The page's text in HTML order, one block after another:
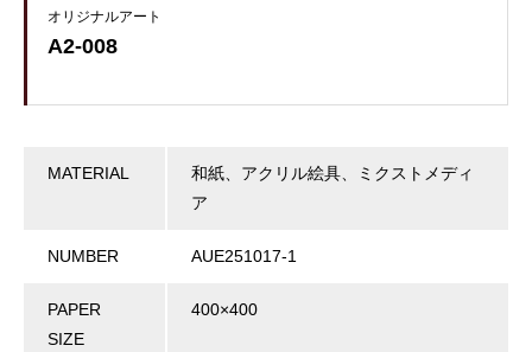
オリジナルアート
A2-008
MATERIAL
和紙、アクリル絵具、ミクストメディ
ア
NUMBER AUE251017-1
PAPER
SIZE
400×400